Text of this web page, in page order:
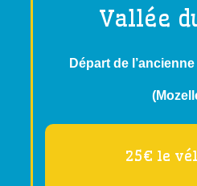
Vallée
Départ de
25€ le